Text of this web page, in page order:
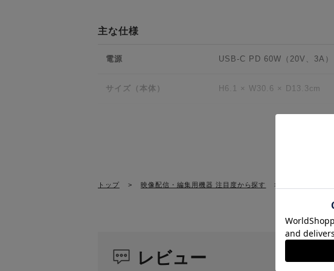
主な仕様
電源 USB-C PD 60W（20V、3A）
サイズ（本体） H6.1 × W30.6 × D13.3cm
SC27（USB-C - USB-Cケー
2（プレビュー、プログラム
映像入力フレームレート
トップ > 映像配信・編集用機器 注目度から探す >
レビュー